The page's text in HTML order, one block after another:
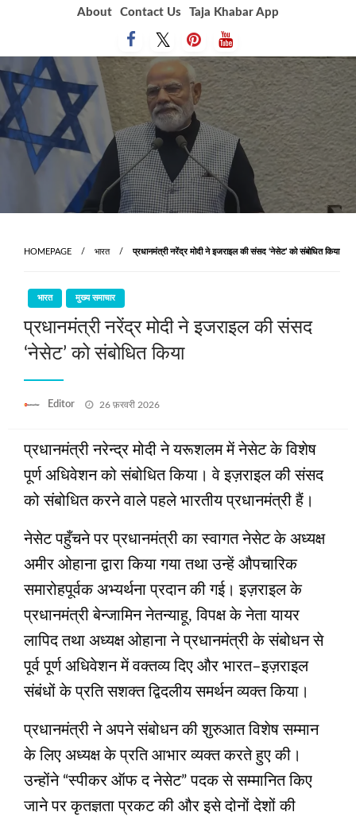
About Contact Us Taja Khabar App
HOMEPAGE भारत प्रधानमंत्री नरेंद्र मोदी ने इजराइल की संसद ‘नेसेट’ को संबोधित किया
भारत मुख्य समाचार
प्रधानमंत्री नरेंद्र मोदी ने इजराइल की संसद
‘नेसेट’ को संबोधित किया
Editor
Posted
26 फ़रवरी 2026
प्रधानमंत्री नरेन्‍द्र मोदी ने यरूशलम में नेसेट के विशेष
पूर्ण अधिवेशन को संबोधित किया। वे इज़राइल की संसद
को संबोधित करने वाले पहले भारतीय प्रधानमंत्री हैं।
नेसेट पहुँचने पर प्रधानमंत्री का स्वागत नेसेट के अध्यक्ष
अमीर ओहाना द्वारा किया गया तथा उन्हें औपचारिक
समारोहपूर्वक अभ्यर्थना प्रदान की गई। इज़राइल के
प्रधानमंत्री बेन्‍जामिन नेतन्याहू, विपक्ष के नेता यायर
लापिद तथा अध्यक्ष ओहाना ने प्रधानमंत्री के संबोधन से
पूर्व पूर्ण अधिवेशन में वक्तव्य दिए और भारत–इज़राइल
संबंधों के प्रति सशक्त द्विदलीय समर्थन व्यक्त किया।
प्रधानमंत्री ने अपने संबोधन की शुरुआत विशेष सम्मान
के लिए अध्यक्ष के प्रति आभार व्यक्त करते हुए की।
उन्होंने “स्पीकर ऑफ द नेसेट” पदक से सम्मानित किए
जाने पर कृतज्ञता प्रकट की और इसे दोनों देशों की